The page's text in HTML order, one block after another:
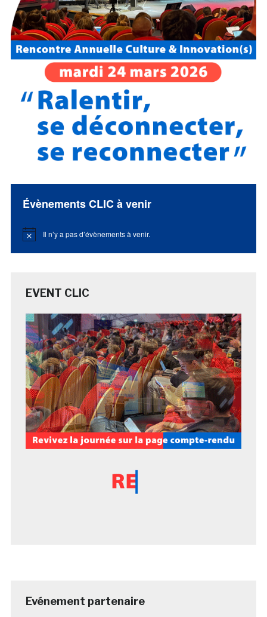
Évènements CLIC à venir
Notice Il n’y a pas d’évènements à venir.
EVENT CLIC
Evénement partenaire